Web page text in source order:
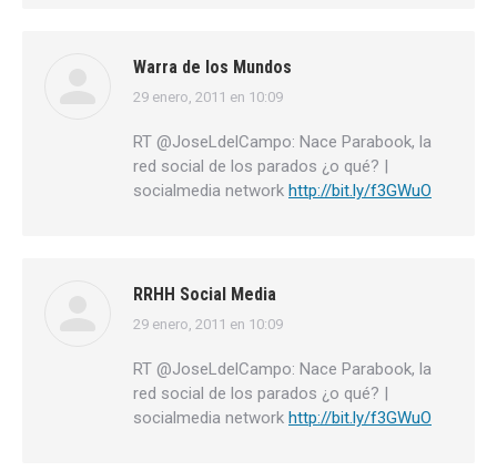
Warra de los Mundos
dice:
29 enero, 2011 en 10:09
RT @JoseLdelCampo: Nace Parabook, la
red social de los parados ¿o qué? |
socialmedia network http://bit.ly/f3GWuO
RRHH Social Media
dice:
29 enero, 2011 en 10:09
RT @JoseLdelCampo: Nace Parabook, la
red social de los parados ¿o qué? |
socialmedia network http://bit.ly/f3GWuO